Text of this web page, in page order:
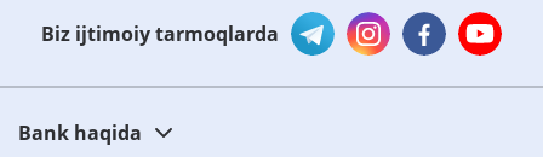
Biz ijtimoiy tarmoqlarda
Bank haqida